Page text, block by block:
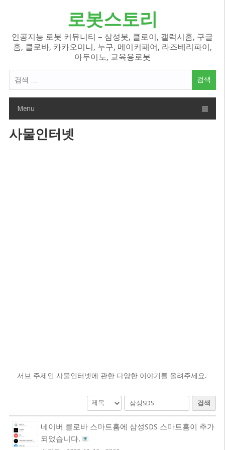
로봇스토리
인공지능 로봇 커뮤니티 – 삼성봇, 클로이, 갤럭시홈, 구글
홈, 클로바, 카카오미니, 누구, 메이커페어, 라즈베리파이,
아두이노, 교육용로봇
색
Menu
사물인터넷
서브 주제인 사물인터넷에 관한 다양한 이야기를 올려주세요.
검색
네이버 클로바 스마트홈에 삼성SDS 스마트홈이 추가
되었습니다.